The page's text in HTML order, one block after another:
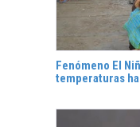
Fenómeno El
temperaturas